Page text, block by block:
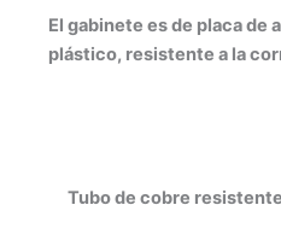
El gabinete es de placa de
plástico, resistente a la
Tubo de cobre